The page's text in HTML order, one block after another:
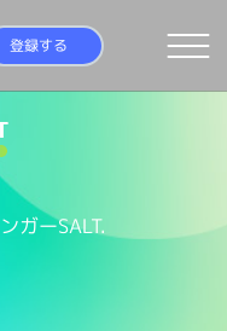
登録する
ガーSALT.